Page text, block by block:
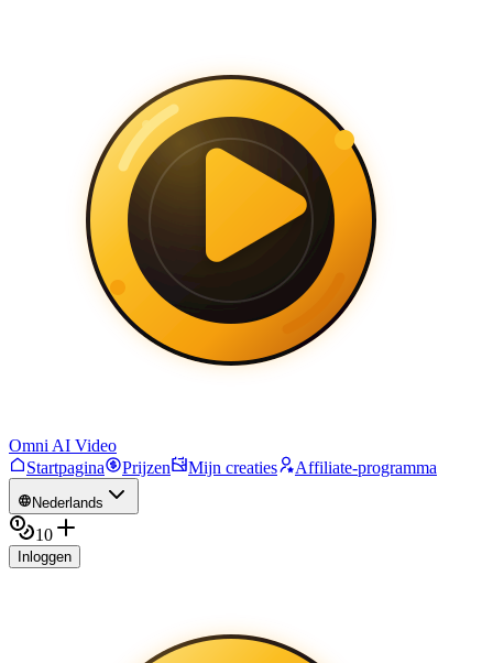
Omni AI Video
Startpagina
Prijzen Mijn creaties Affiliate-programma
Nederlands
10
Inloggen